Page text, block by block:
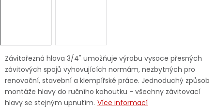
Značky
Závitořezná hlava 3/4" umožňuje výrobu vysoce přesných
závitových spojů vyhovujících normám, nezbytných pro
renovační, stavební a klempířské práce. Jednoduchý způsob
montáže hlavy do ručního kohoutku - všechny závitovací
hlavy se stejným upnutím. Více informací